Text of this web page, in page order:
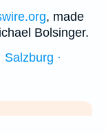
, made
Bolsinger.
·